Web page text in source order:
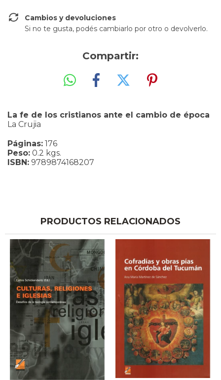
Cambios y devoluciones
Si no te gusta, podés cambiarlo por otro o devolverlo.
Compartir:
La fe de los cristianos ante el cambio de época
La Crujia
Páginas: 176
Peso: 0.2 kgs.
ISBN: 9789874168207
PRODUCTOS RELACIONADOS